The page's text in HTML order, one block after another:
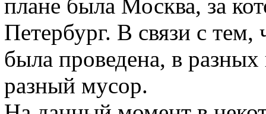
плане была Москва, за
Петербург. В связи с
была проведена, в
разный мусор.